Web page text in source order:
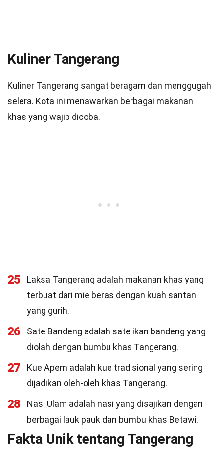
Kuliner Tangerang
Kuliner Tangerang sangat beragam dan menggugah
selera. Kota ini menawarkan berbagai makanan
khas yang wajib dicoba.
25
Laksa Tangerang adalah makanan khas yang
terbuat dari mie beras dengan kuah santan
yang gurih.
26
Sate Bandeng adalah sate ikan bandeng yang
diolah dengan bumbu khas Tangerang.
27
Kue Apem adalah kue tradisional yang sering
dijadikan oleh-oleh khas Tangerang.
28
Nasi Ulam adalah nasi yang disajikan dengan
berbagai lauk pauk dan bumbu khas Betawi.
Fakta Unik tentang Tangerang